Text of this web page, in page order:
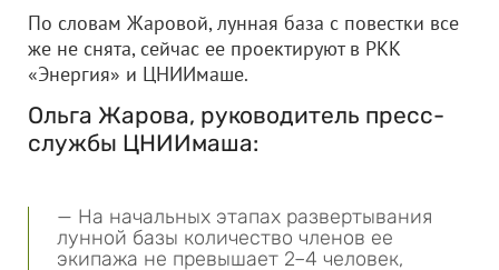
По словам Жаровой, лунная база с повестки все
же не снята, сейчас ее проектируют в РКК
«Энергия» и ЦНИИмаше.
Ольга Жарова, руководитель пресс-
службы ЦНИИмаша:
— На начальных этапах развертывания
лунной базы количество членов ее
экипажа не превышает 2–4 человек,